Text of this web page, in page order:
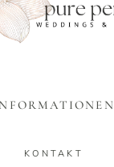
KONTAKT